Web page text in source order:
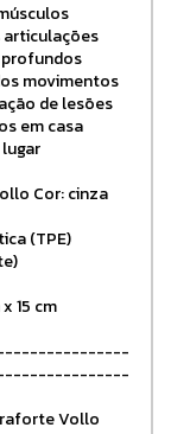
articulações
movimentos
de lesões
em casa
Cor: cinza
(TPE)
15 cm
Vollo